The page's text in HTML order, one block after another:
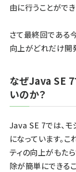
由に行うことができ
さて最終回である
向上がどれだけ開
なぜJava SE 7
いのか？
Java SE 7では、
になっています。
ティの向上がもた
除が簡単にできる